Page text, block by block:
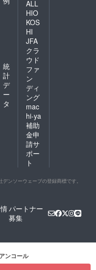
統
計
デ
ー
タ
ALL
HIO
KOS
HI
JFA
クラ
ウド
ファ
ン
ディ
ング
mac
hi-ya
補助
金申
請サ
ポー
ト
デンソーウェーブの登録商標です。
パートナー
募集
ンコール